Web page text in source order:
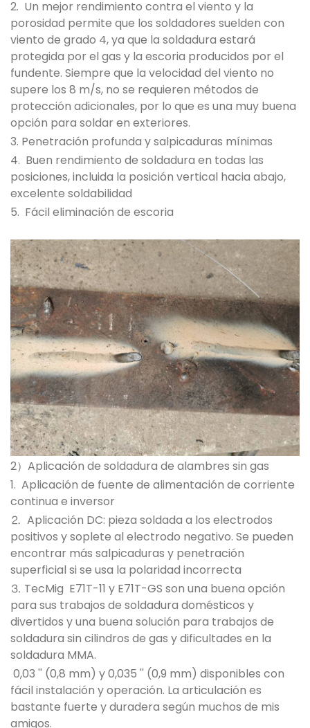
2. Un mejor rendimiento contra el viento y la
porosidad permite que los soldadores suelden con
viento de grado 4, ya que la soldadura estará
protegida por el gas y la escoria producidos por el
fundente. Siempre que la velocidad del viento no
supere los 8 m/s, no se requieren métodos de
protección adicionales, por lo que es una muy buena
opción para soldar en exteriores.
3. Penetración profunda y salpicaduras mínimas
4. Buen rendimiento de soldadura en todas las
posiciones, incluida la posición vertical hacia abajo,
excelente soldabilidad
5. Fácil eliminación de escoria
2）Aplicación de soldadura de alambres sin gas
1. Aplicación de fuente de alimentación de corriente
continua e inversor
⒉ Aplicación DC: pieza soldada a los electrodos
positivos y soplete al electrodo negativo. Se pueden
encontrar más salpicaduras y penetración
superficial si se usa la polaridad incorrecta
⒊ TecMig E71T-11 y E71T-GS son una buena opción
para sus trabajos de soldadura domésticos y
divertidos y una buena solución para trabajos de
soldadura sin cilindros de gas y dificultades en la
soldadura MMA.
0,03 '' (0,8 mm) y 0,035 '' (0,9 mm) disponibles con
fácil instalación y operación. La articulación es
bastante fuerte y duradera según muchos de mis
amigos.